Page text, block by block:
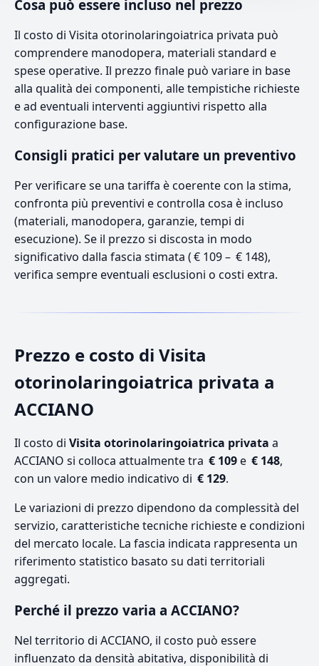
Cosa può essere incluso nel prezzo
Il costo di Visita otorinolaringoiatrica privata può
comprendere manodopera, materiali standard e
spese operative. Il prezzo finale può variare in base
alla qualità dei componenti, alle tempistiche richieste
e ad eventuali interventi aggiuntivi rispetto alla
configurazione base.
Consigli pratici per valutare un preventivo
Per verificare se una tariffa è coerente con la stima,
confronta più preventivi e controlla cosa è incluso
(materiali, manodopera, garanzie, tempi di
esecuzione). Se il prezzo si discosta in modo
significativo dalla fascia stimata ( € 109 – € 148),
verifica sempre eventuali esclusioni o costi extra.
Prezzo e costo di Visita
otorinolaringoiatrica privata a
ACCIANO
Il costo di Visita otorinolaringoiatrica privata a
ACCIANO si colloca attualmente tra € 109e € 148,
con un valore medio indicativo di € 129.
Le variazioni di prezzo dipendono da complessità del
servizio, caratteristiche tecniche richieste e condizioni
del mercato locale. La fascia indicata rappresenta un
riferimento statistico basato su dati territoriali
aggregati.
Perché il prezzo varia a ACCIANO?
Nel territorio di ACCIANO, il costo può essere
influenzato da densità abitativa, disponibilità di